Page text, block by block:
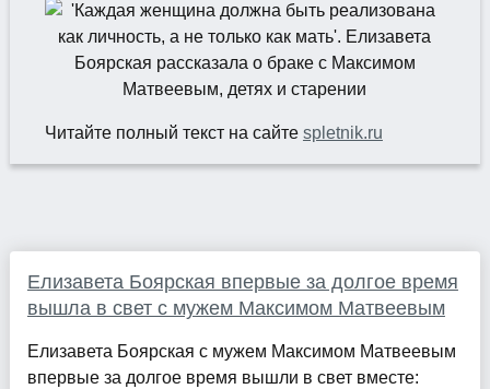
Читайте полный текст на сайте spletnik.ru
Елизавета Боярская впервые за долгое время
вышла в свет с мужем Максимом Матвеевым
Елизавета Боярская с мужем Максимом Матвеевым
впервые за долгое время вышли в свет вместе: